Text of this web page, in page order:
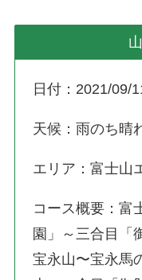
日付：2021/09/
天候：雨のち晴
エリア：富士山
コース概要：富
園」～三合目「
宝永山〜宝永馬